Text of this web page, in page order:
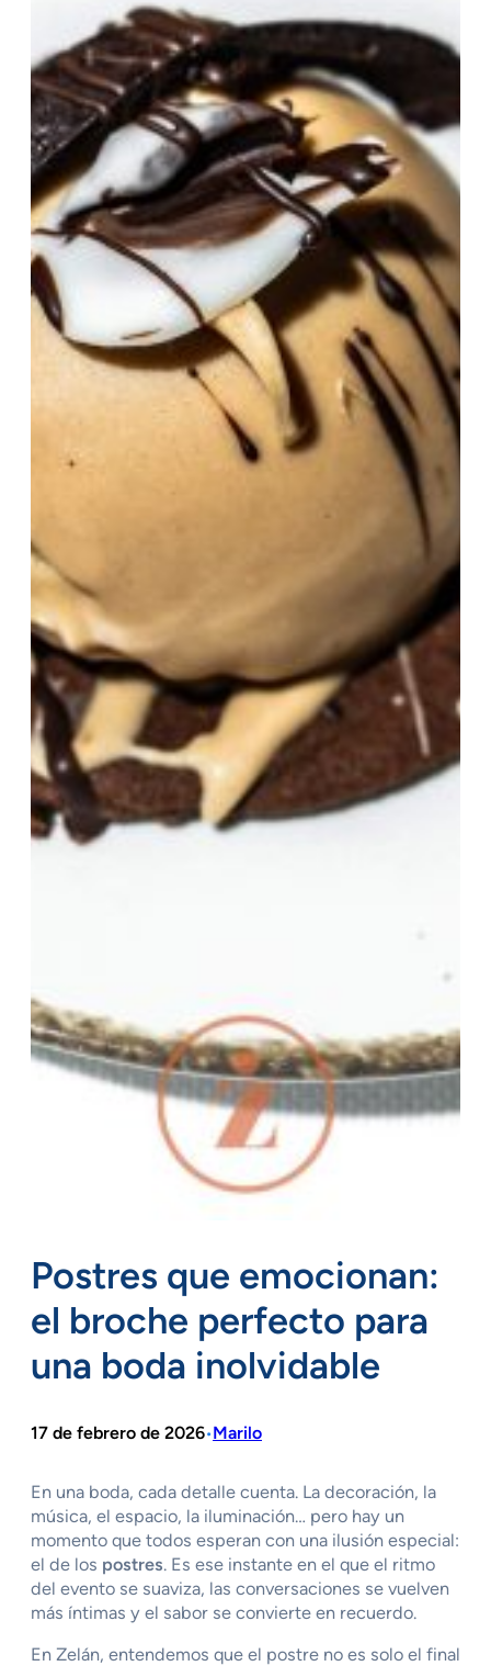
Postres que emocionan:
el broche perfecto para
una boda inolvidable
17 de febrero de 2026•Marilo
En una boda, cada detalle cuenta. La decoración, la
música, el espacio, la iluminación… pero hay un
momento que todos esperan con una ilusión especial:
el de los postres. Es ese instante en el que el ritmo
del evento se suaviza, las conversaciones se vuelven
más íntimas y el sabor se convierte en recuerdo.
En Zelán, entendemos que el postre no es solo el final